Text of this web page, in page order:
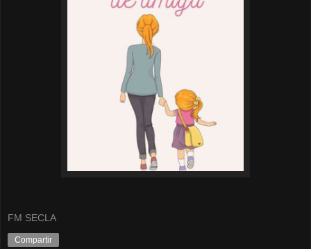
FM SECLA
Compartir